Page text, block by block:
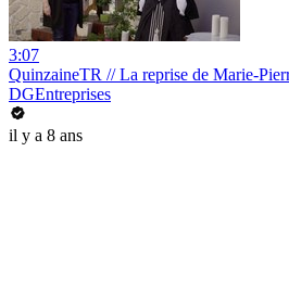
3:07
QuinzaineTR // La reprise de Marie-
DGEntreprises
il y a 8 ans